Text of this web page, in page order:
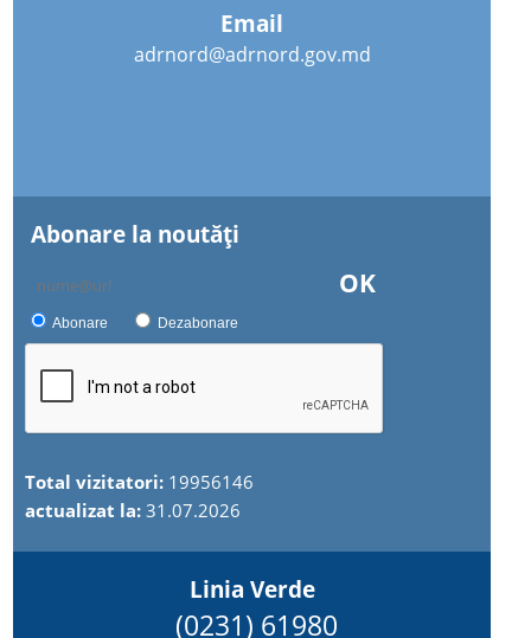
Email
adrnord@adrnord.gov.md
Abonare la noutăţi
OK
Abonare Dezabonare
Total vizitatori: 19956146
actualizat la:31.07.2026
Linia Verde
(0231) 61980